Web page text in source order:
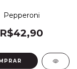
Pepperoni
R$42,90